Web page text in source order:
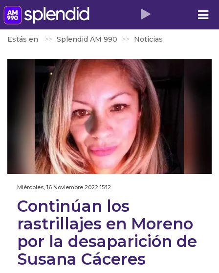
Estás en Splendid AM 990 Noticias
Miércoles, 16 Noviembre 2022 15:12
Continúan los
rastrillajes en Moreno
por la desaparición de
Susana Cáceres